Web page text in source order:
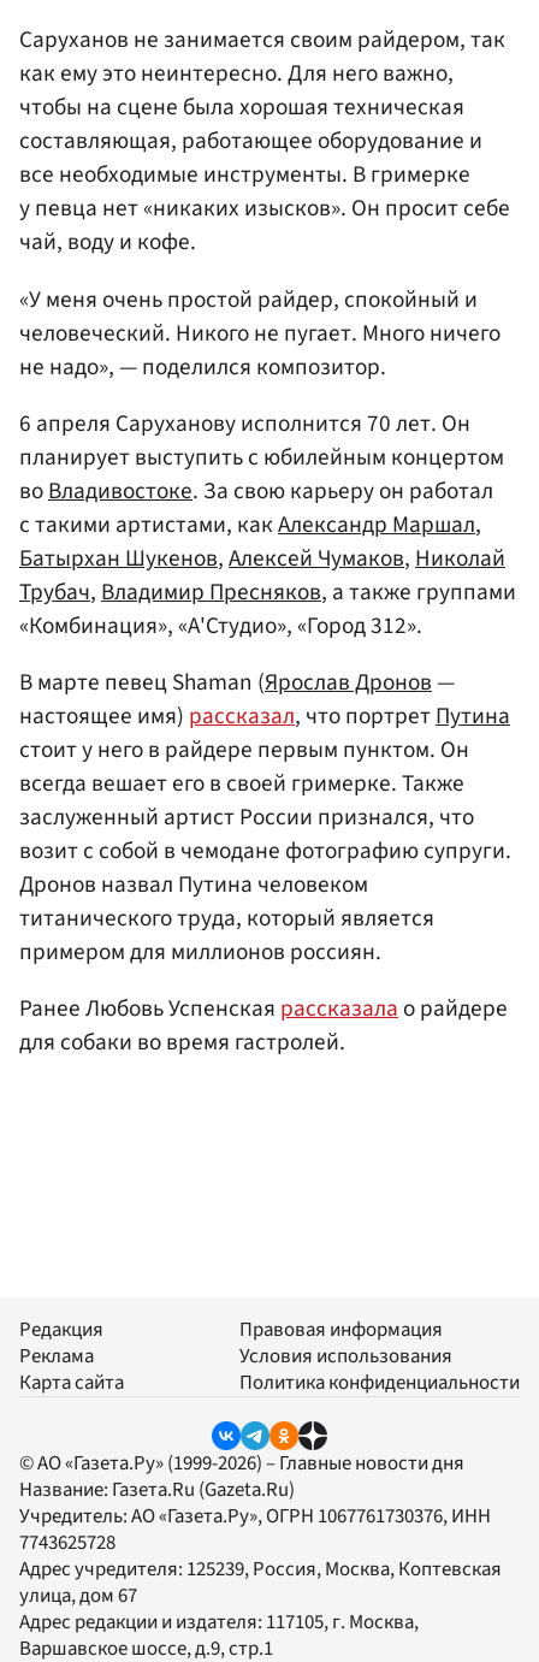
Саруханов не занимается своим райдером, так
как ему это неинтересно. Для него важно,
чтобы на сцене была хорошая техническая
составляющая, работающее оборудование и
все необходимые инструменты. В гримерке
у певца нет «никаких изысков». Он просит себе
чай, воду и кофе.
«У меня очень простой райдер, спокойный и
человеческий. Никого не пугает. Много ничего
не надо», — поделился композитор.
6 апреля Саруханову исполнится 70 лет. Он
планирует выступить с юбилейным концертом
воВладивостоке. За свою карьеру он работал
с такими артистами, какАлександр Маршал,
Батырхан Шукенов,Алексей Чумаков,Николай
Трубач,Владимир Пресняков, а также группами
«Комбинация», «А'Студио», «Город 312».
В марте певец Shaman (Ярослав Дронов—
настоящее имя) рассказал, что портретПутина
стоит у него в райдере первым пунктом. Он
всегда вешает его в своей гримерке. Также
заслуженный артист России признался, что
возит с собой в чемодане фотографию супруги.
Дронов назвал Путина человеком
титанического труда, который является
примером для миллионов россиян.
Ранее Любовь Успенская рассказалао райдере
для собаки во время гастролей.
Редакция
Реклама
Карта сайта
Правовая информация
Условия использования
Политика конфиденциальности
© АО «Газета.Ру» (1999-2026) – Главные новости дня
Название: Газета.Ru (Gazeta.Ru)
Учредитель:АО «Газета.Ру», ОГРН 1067761730376, ИНН
7743625728
Адрес учредителя: 125239, Россия, Москва, Коптевская
улица, дом 67
Адрес редакции и издателя: 117105, г. Москва,
Варшавское шоссе, д.9, стр.1